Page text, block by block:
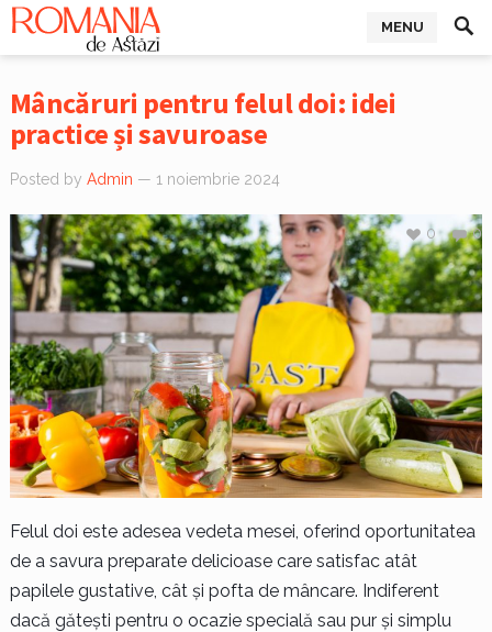
MENU
Mâncăruri pentru felul doi: idei
practice și savuroase
Posted by Admin — 1 noiembrie 2024
0
0
Felul doi este adesea vedeta mesei, oferind oportunitatea
de a savura preparate delicioase care satisfac atât
papilele gustative, cât și pofta de mâncare. Indiferent
dacă gătești pentru o ocazie specială sau pur și simplu